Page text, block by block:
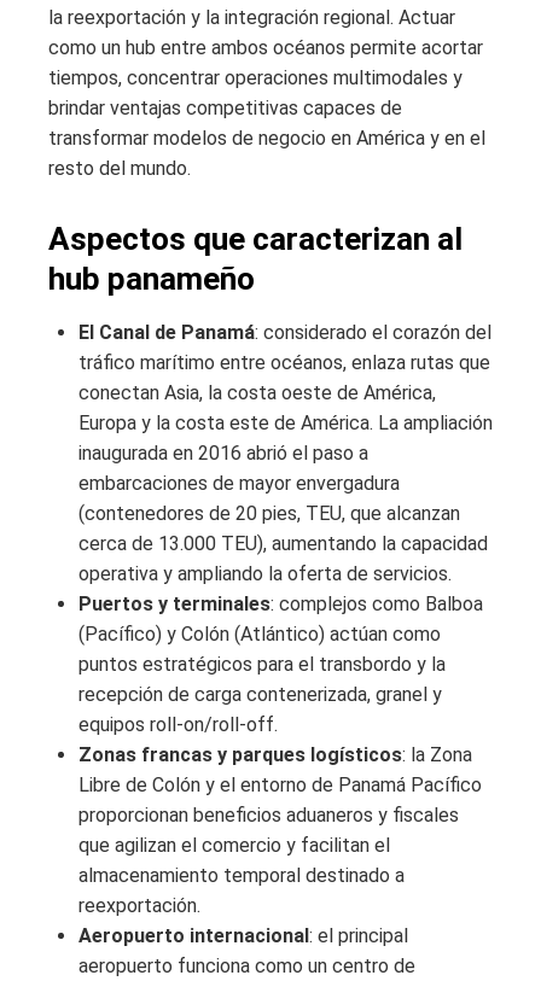
la reexportación y la integración regional. Actuar
como un hub entre ambos océanos permite acortar
tiempos, concentrar operaciones multimodales y
brindar ventajas competitivas capaces de
transformar modelos de negocio en América y en el
resto del mundo.
Aspectos que caracterizan al
hub panameño
El Canal de Panamá: considerado el corazón del
tráfico marítimo entre océanos, enlaza rutas que
conectan Asia, la costa oeste de América,
Europa y la costa este de América. La ampliación
inaugurada en 2016 abrió el paso a
embarcaciones de mayor envergadura
(contenedores de 20 pies, TEU, que alcanzan
cerca de 13.000 TEU), aumentando la capacidad
operativa y ampliando la oferta de servicios.
Puertos y terminales: complejos como Balboa
(Pacífico) y Colón (Atlántico) actúan como
puntos estratégicos para el transbordo y la
recepción de carga contenerizada, granel y
equipos roll-on/roll-off.
Zonas francas y parques logísticos: la Zona
Libre de Colón y el entorno de Panamá Pacífico
proporcionan beneficios aduaneros y fiscales
que agilizan el comercio y facilitan el
almacenamiento temporal destinado a
reexportación.
Aeropuerto internacional : el principal
aeropuerto funciona como un centro de